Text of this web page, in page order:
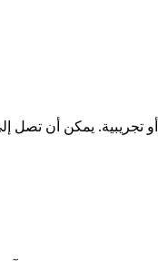
يمكن أن تصل